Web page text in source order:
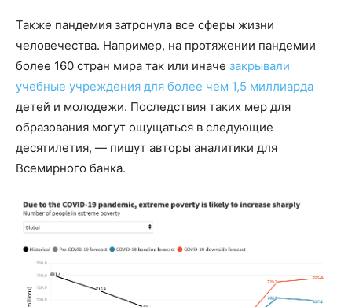
Также пандемия затронула все сферы жизни
человечества. Например, на протяжении пандемии
более 160 стран мира так или иначе закрывали
учебные учреждения для более чем 1,5 миллиарда
детей и молодежи. Последствия таких мер для
образования могут ощущаться в следующие
десятилетия, — пишут авторы аналитики для
Всемирного банка.